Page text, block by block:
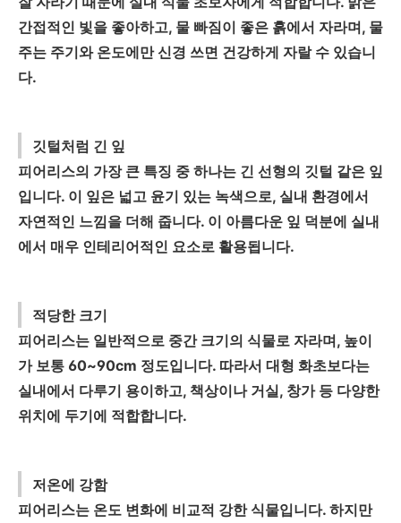
간접적인 빛을 좋아하고, 물 빠짐이 좋은 흙에서 자라며, 물
주는 주기와 온도에만 신경 쓰면 건강하게 자랄 수 있습니
다.
깃털처럼 긴 잎
피어리스의 가장 큰 특징 중 하나는 긴 선형의 깃털 같은 잎
입니다. 이 잎은 넓고 윤기 있는 녹색으로, 실내 환경에서
자연적인 느낌을 더해 줍니다. 이 아름다운 잎 덕분에 실내
에서 매우 인테리어적인 요소로 활용됩니다.
적당한 크기
피어리스는 일반적으로 중간 크기의 식물로 자라며, 높이
가 보통 60~90cm 정도입니다. 따라서 대형 화초보다는
실내에서 다루기 용이하고, 책상이나 거실, 창가 등 다양한
위치에 두기에 적합합니다.
저온에 강함
피어리스는 온도 변화에 비교적 강한 식물입니다. 하지만